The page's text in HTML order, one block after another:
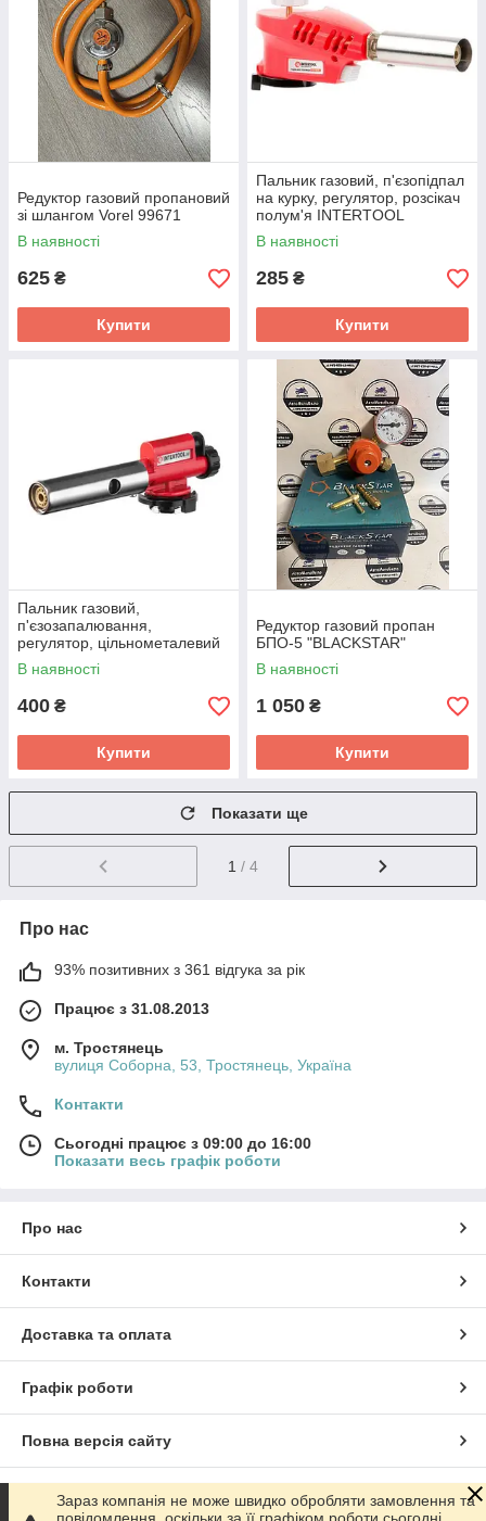
Редуктор газовий пропановий
зі шлангом Vorel 99671
В наявності
625 ₴
Купити
Пальник газовий, п'єзопідпал
на курку, регулятор, розсікач
полум'я INTERTOOL
В наявності
285 ₴
Купити
Пальник газовий,
п'єзозапалювання,
регулятор, цільнометалевий
корпус INTERTOOL
В наявності
400 ₴
Купити
Редуктор газовий пропан
БПО-5 "BLACKSTAR"
В наявності
1 050 ₴
Купити
Показати ще
1 / 4
Про нас
93% позитивних з 361 відгука за рік
Працює з 31.08.2013
м. Тростянець
вулиця Соборна, 53, Тростянець, Україна
Контакти
Сьогодні працює з 09:00 до 16:00
Показати весь графік роботи
Про нас
Контакти
Доставка та оплата
Графік роботи
Повна версія сайту
Сайт створено на маркетплейсі Prom.ua
Зараз компанія не може швидко обробляти замовлення та